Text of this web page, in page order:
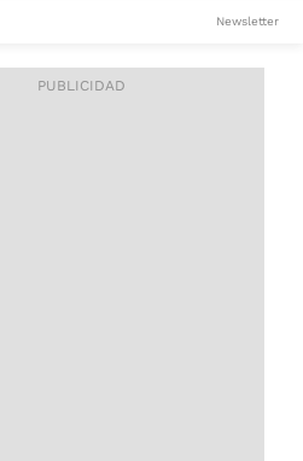
ACCESO FULL - $1.800/MES
Newsletter